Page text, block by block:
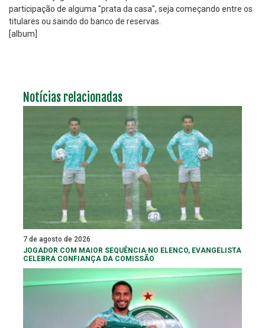
participação de alguma "prata da casa", seja começando entre os
titulares ou saindo do banco de reservas.
[album]
Notícias relacionadas
7 de agosto de 2026
JOGADOR COM MAIOR SEQUÊNCIA NO ELENCO, EVANGELISTA
CELEBRA CONFIANÇA DA COMISSÃO